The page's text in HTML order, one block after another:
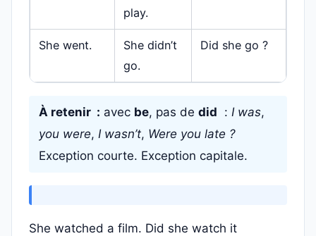
play.
She went.
She didn’t
go.
Did she go ?
À retenir : avec be, pas de did : I was,
you were, I wasn’t, Were you late ?
Exception courte. Exception capitale.
She watched a film. Did she watch it